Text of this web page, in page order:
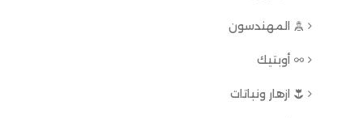
المهندسون
أوبتيك
ازهار ونباتات